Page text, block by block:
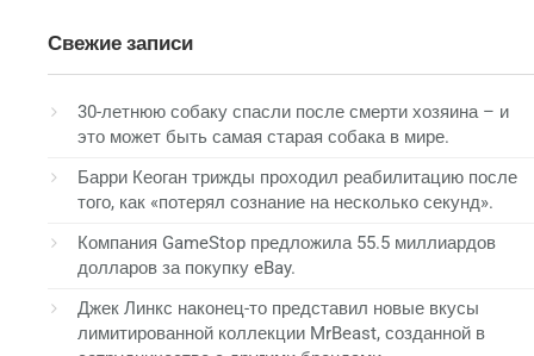
Свежие записи
30-летнюю собаку спасли после смерти хозяина – и
это может быть самая старая собака в мире.
Барри Кеоган трижды проходил реабилитацию после
того, как «потерял сознание на несколько секунд».
Компания GameStop предложила 55.5 миллиардов
долларов за покупку eBay.
Джек Линкс наконец-то представил новые вкусы
лимитированной коллекции MrBeast, созданной в